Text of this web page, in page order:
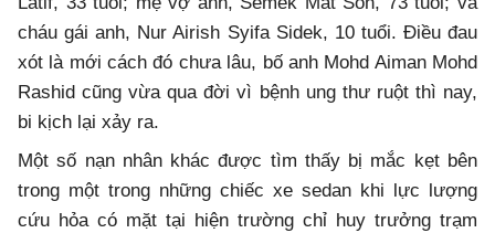
cháu gái anh, Nur Airish Syifa Sidek, 10 tuổi. Điều đau
xót là mới cách đó chưa lâu, bố anh Mohd Aiman Mohd
Rashid cũng vừa qua đời vì bệnh ung thư ruột thì nay,
bi kịch lại xảy ra.
Một số nạn nhân khác được tìm thấy bị mắc kẹt bên
trong một trong những chiếc xe sedan khi lực lượng
cứu hỏa có mặt tại hiện trường chỉ huy trưởng trạm